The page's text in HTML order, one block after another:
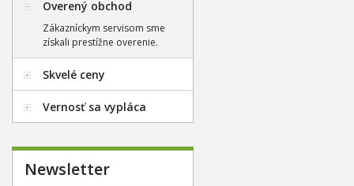
Overený obchod
Zákazníckym servisom sme
získali prestížne overenie.
Skvelé ceny
Vernosť sa vypláca
Newsletter